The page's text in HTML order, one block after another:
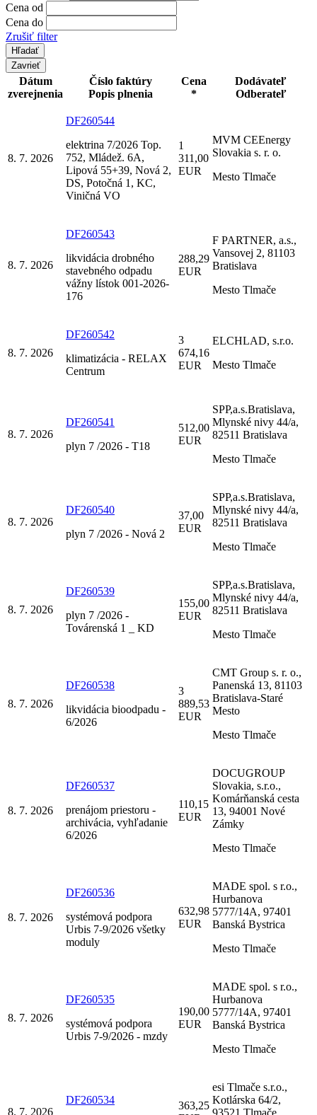
Cena od
Cena do
Zrušiť filter
Zavrieť
Dátum
zverejnenia
Číslo faktúry
Popis plnenia
Cena
*
Dodávateľ
Odberateľ
8. 7. 2026
DF260544
elektrina 7/2026 Top.
752, Mládež. 6A,
Lipová 55+39, Nová 2,
DS, Potočná 1, KC,
Viničná VO
1
311,00
EUR
MVM CEEnergy
Slovakia s. r. o.
Mesto Tlmače
8. 7. 2026
DF260543
likvidácia drobného
stavebného odpadu
vážny lístok 001-2026-
176
288,29
EUR
F PARTNER, a.s.,
Vansovej 2, 81103
Bratislava
Mesto Tlmače
8. 7. 2026
DF260542
klimatizácia - RELAX
Centrum
3
674,16
EUR
ELCHLAD, s.r.o.
Mesto Tlmače
8. 7. 2026
DF260541
plyn 7 /2026 - T18
512,00
EUR
SPP,a.s.Bratislava,
Mlynské nivy 44/a,
82511 Bratislava
Mesto Tlmače
8. 7. 2026
DF260540
plyn 7 /2026 - Nová 2
37,00
EUR
SPP,a.s.Bratislava,
Mlynské nivy 44/a,
82511 Bratislava
Mesto Tlmače
8. 7. 2026
DF260539
plyn 7 /2026 -
Továrenská 1 _ KD
155,00
EUR
SPP,a.s.Bratislava,
Mlynské nivy 44/a,
82511 Bratislava
Mesto Tlmače
8. 7. 2026
DF260538
likvidácia bioodpadu -
6/2026
3
889,53
EUR
CMT Group s. r. o.,
Panenská 13, 81103
Bratislava-Staré
Mesto
Mesto Tlmače
8. 7. 2026
DF260537
prenájom priestoru -
archivácia, vyhľadanie
6/2026
110,15
EUR
DOCUGROUP
Slovakia, s.r.o.,
Komárňanská cesta
13, 94001 Nové
Zámky
Mesto Tlmače
8. 7. 2026
DF260536
systémová podpora
Urbis 7-9/2026 všetky
moduly
632,98
EUR
MADE spol. s r.o.,
Hurbanova
5777/14A, 97401
Banská Bystrica
Mesto Tlmače
8. 7. 2026
DF260535
systémová podpora
Urbis 7-9/2026 - mzdy
190,00
EUR
MADE spol. s r.o.,
Hurbanova
5777/14A, 97401
Banská Bystrica
Mesto Tlmače
8. 7. 2026
DF260534
363,25
esi Tlmače s.r.o.,
Kotlárska 64/2,
93521 Tlmače